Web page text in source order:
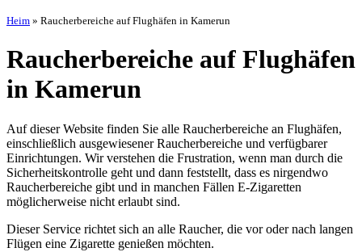
Heim » Raucherbereiche auf Flughäfen in Kamerun
Raucherbereiche auf Flughäfen
in Kamerun
Auf dieser Website finden Sie alle Raucherbereiche an Flughäfen,
einschließlich ausgewiesener Raucherbereiche und verfügbarer
Einrichtungen. Wir verstehen die Frustration, wenn man durch die
Sicherheitskontrolle geht und dann feststellt, dass es nirgendwo
Raucherbereiche gibt und in manchen Fällen E-Zigaretten
möglicherweise nicht erlaubt sind.
Dieser Service richtet sich an alle Raucher, die vor oder nach langen
Flügen eine Zigarette genießen möchten.